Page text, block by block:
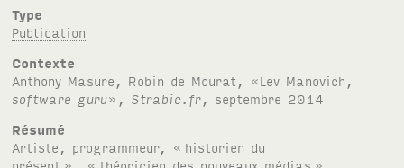
Type
Publication
Contexte
Anthony Masure, Robin de Mourat, «Lev Manovich,
software guru», Strabic.fr , septembre 2014
Résumé
Artiste, programmeur, « historien du
présent », « théoricien des nouveaux médias »,